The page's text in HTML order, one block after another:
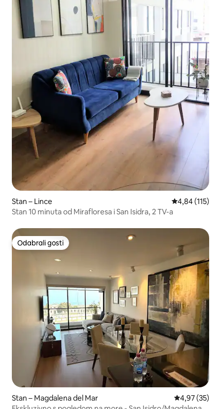
Stan – Lince Prosječna
4,84 (115)
Stan 10 minuta od Mirafloresa i San Isidra, 2 TV-a
Odabrali gosti
Odabrali gosti
Stan – Magdalena del Mar Prosječna
4,97 (35)